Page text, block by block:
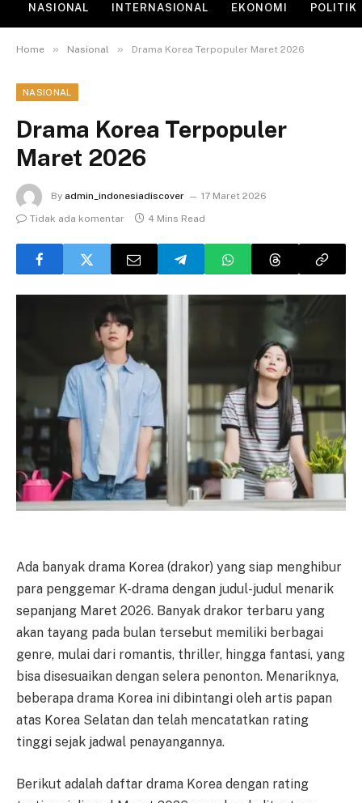
NASIONAL INTERNASIONAL EKONOMI POLITIK
Home » Nasional » Drama Korea Terpopuler Maret 2026
NASIONAL
Drama Korea Terpopuler
Maret 2026
By admin_indonesiadiscover
17 Maret 2026
Tidak ada komentar
4 Mins Read
Ada banyak drama Korea (drakor) yang siap menghibur
para penggemar K-drama dengan judul-judul menarik
sepanjang Maret 2026. Banyak drakor terbaru yang
akan tayang pada bulan tersebut memiliki berbagai
genre, mulai dari romantis, thriller, hingga fantasi, yang
bisa disesuaikan dengan selera penonton. Menariknya,
beberapa drama Korea ini dibintangi oleh artis papan
atas Korea Selatan dan telah mencatatkan rating
tinggi sejak jadwal penayangannya.
Berikut adalah daftar drama Korea dengan rating